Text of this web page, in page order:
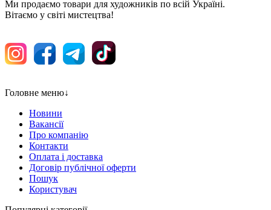
Ми продаємо товари для художників по всій Україні.
Вітаємо у світі мистецтва!
Головне меню↓
Новини
Вакансії
Про компанію
Контакти
Оплата і доставка
Договір публічної оферти
Пошук
Користувач